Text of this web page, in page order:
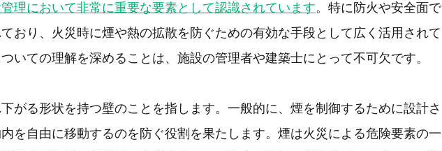
理において非常に重要な要素として認識されています。特に防火や安全面で
おり、火災時に煙や熱の拡散を防ぐための有効な手段として広く活用されて
いての理解を深めることは、施設の管理者や建築士にとって不可欠です。
がる形状を持つ壁のことを指します。一般的に、煙を制御するために設計さ
を自由に移動するのを防ぐ役割を果たします。煙は火災による危険要素の一